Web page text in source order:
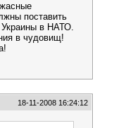
поставить
Украины в НАТО.
в чудовищ!
18-11-2008 16:24:12